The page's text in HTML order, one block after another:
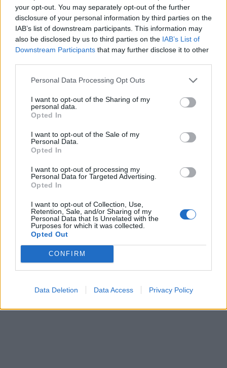
your opt-out. You may separately opt-out of the further
disclosure of your personal information by third parties on the
IAB’s list of downstream participants. This information may
also be disclosed by us to third parties on the IAB’s List of
Downstream Participants that may further disclose it to other
Personal Data Processing Opt Outs
I want to opt-out of the Sharing of my
personal data.
Opted In
I want to opt-out of the Sale of my
Personal Data.
Opted In
I want to opt-out of processing my
Personal Data for Targeted Advertising.
Opted In
I want to opt-out of Collection, Use,
Retention, Sale, and/or Sharing of my
Personal Data that Is Unrelated with the
Purposes for which it was collected.
Opted Out
CONFIRM
Data Deletion Data Access Privacy Policy
Leonardo Maria Del Vecchio dall'ex compagna
in ospedale. Le dichiarazioni ai giornalisti